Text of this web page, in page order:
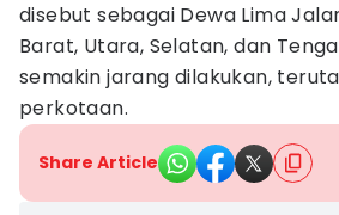
disebut sebagai Dewa Lima
Barat, Utara, Selatan, dan
semakin jarang dilakukan,
perkotaan.
Share Article